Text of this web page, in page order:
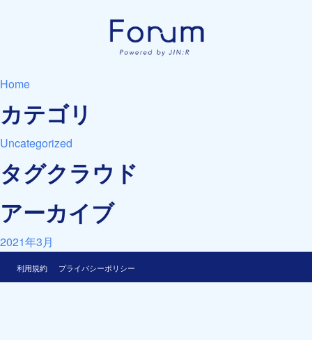
Home
カテゴリ
Uncategorized
タグクラウド
アーカイブ
2021年3月
利用規約 プライバシーポリシー